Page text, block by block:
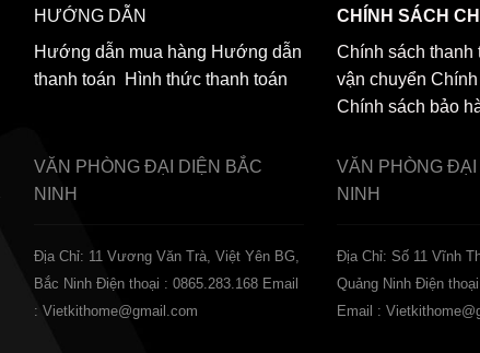
HƯỚNG DẪN
Hướng dẫn mua hàng Hướng dẫn
thanh toán
Hình thức thanh toán
CHÍNH SÁCH
Chính sách thanh
vận chuyển
Chính sách bảo
VĂN PHÒNG ĐẠI DIỆN BẮC
NINH
Địa Chỉ: 11 Vương Văn Trà, Việt Yên BG,
Bắc Ninh Điện thoại : 0865.283.168 Email
: Vietkithome@gmail.com
VĂN PHÒNG ĐẠI
NINH
Địa Chỉ: Số 11 Vĩnh
Quảng Ninh Điện
Email :